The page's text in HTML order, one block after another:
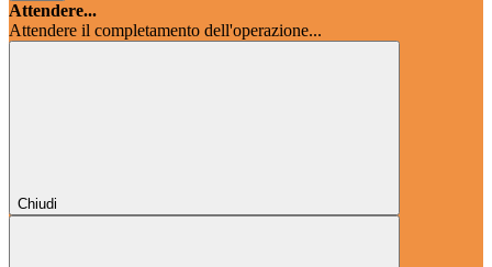
Attendere...
Attendere il completamento dell'operazione...
Chiudi